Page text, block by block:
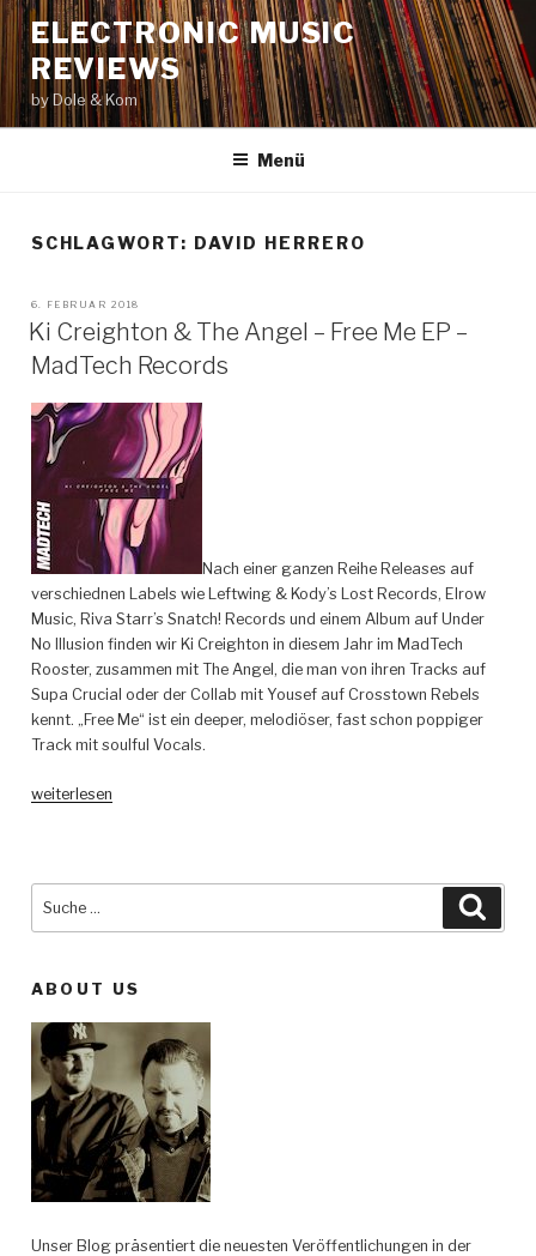
Zum
Inhalt
springen
ELECTRONIC MUSIC
REVIEWS
by Dole & Kom
Menü
SCHLAGWORT: DAVID HERRERO
VERÖFFENTLICHT
6. FEBRUAR 2018
Ki Creighton & The Angel – Free Me EP –
MadTech Records
Nach einer ganzen Reihe Releases auf
verschiednen Labels wie Leftwing & Kody’s Lost Records, Elrow
Music, Riva Starr’s Snatch! Records und einem Album auf Under
No Illusion finden wir Ki Creighton in diesem Jahr im MadTech
Rooster, zusammen mit The Angel, die man von ihren Tracks auf
Supa Crucial oder der Collab mit Yousef auf Crosstown Rebels
kennt. „Free Me“ ist ein deeper, melodiöser, fast schon poppiger
Track mit soulful Vocals.
„Ki
EP
–
MadTech
Records“
weiterlesen
ABOUT US
Unser Blog präsentiert die neuesten Veröffentlichungen in der